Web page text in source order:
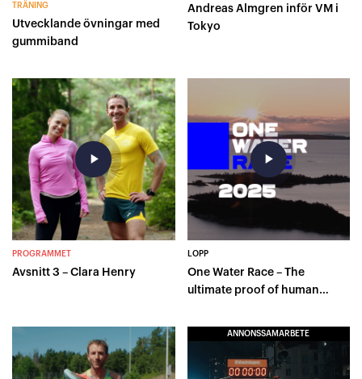
TRÄNING
Utvecklande övningar med
gummiband
Andreas Almgren inför VM i
Tokyo
play_arrow
PROGRAMMET
Avsnitt 3 – Clara Henry
play_arrow
LOPP
One Water Race – The
ultimate proof of human
ANNONSSAMARBETE